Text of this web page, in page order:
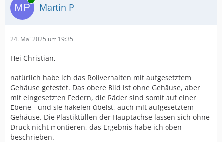
Martin P
24. Mai 2025 um 19:35
Hei Christian,
natürlich habe ich das Rollverhalten mit aufgesetztem
Gehäuse getestet. Das obere Bild ist ohne Gehäuse, aber
mit eingesetzten Federn, die Räder sind somit auf einer
Ebene - und sie hakelen übelst, auch mit aufgesetztem
Gehäuse. Die Plastiktüllen der Hauptachse lassen sich ohne
Druck nicht montieren, das Ergebnis habe ich oben
beschrieben.